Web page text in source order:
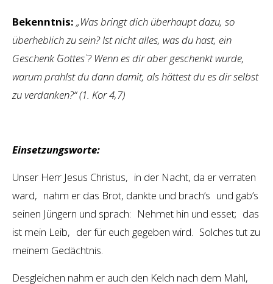
Bekenntnis: „Was bringt dich überhaupt dazu, so
überheblich zu sein? Ist nicht alles, was du hast, ein
Geschenk ´Gottes`? Wenn es dir aber geschenkt wurde,
warum prahlst du dann damit, als hättest du es dir selbst
zu verdanken?“ (1. Kor 4,7)
Einsetzungsworte:
Unser Herr Jesus Christus, in der Nacht, da er verraten
ward, nahm er das Brot, dankte und brach’s und gab’s
seinen Jüngern und sprach: Nehmet hin und esset; das
ist mein Leib, der für euch gegeben wird. Solches tut zu
meinem Gedächtnis.
Desgleichen nahm er auch den Kelch nach dem Mahl,